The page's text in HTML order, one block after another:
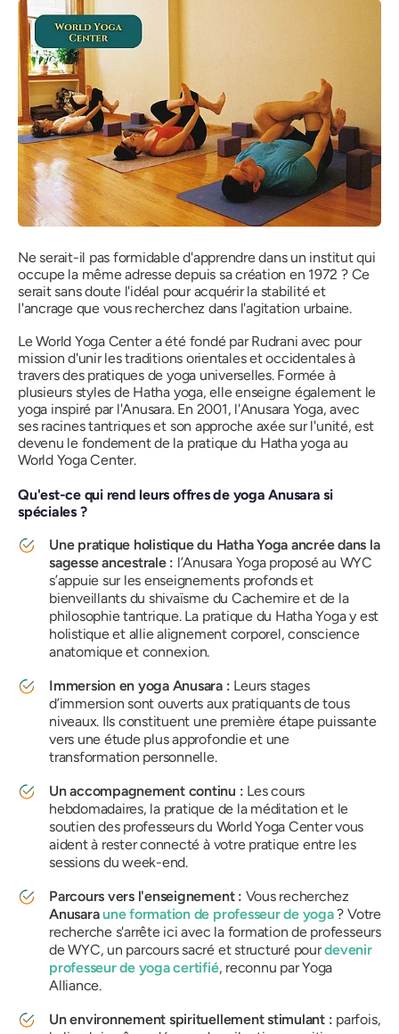
Ne serait-il pas formidable d'apprendre dans un institut qui
occupe la même adresse depuis sa création en 1972 ? Ce
serait sans doute l'idéal pour acquérir la stabilité et
l'ancrage que vous recherchez dans l'agitation urbaine.
Le World Yoga Center a été fondé par Rudrani avec pour
mission d'unir les traditions orientales et occidentales à
travers des pratiques de yoga universelles. Formée à
plusieurs styles de Hatha yoga, elle enseigne également le
yoga inspiré par l'Anusara. En 2001, l'Anusara Yoga, avec
ses racines tantriques et son approche axée sur l'unité, est
devenu le fondement de la pratique du Hatha yoga au
World Yoga Center.
Qu'est-ce qui rend leurs offres de yoga Anusara si
spéciales ?
Une pratique holistique du Hatha Yoga ancrée dans la
sagesse ancestrale : l’Anusara Yoga proposé au WYC
s’appuie sur les enseignements profonds et
bienveillants du shivaïsme du Cachemire et de la
philosophie tantrique. La pratique du Hatha Yoga y est
holistique et allie alignement corporel, conscience
anatomique et connexion.
Immersion en yoga Anusara : Leurs stages
d’immersion sont ouverts aux pratiquants de tous
niveaux. Ils constituent une première étape puissante
vers une étude plus approfondie et une
transformation personnelle.
Un accompagnement continu : Les cours
hebdomadaires, la pratique de la méditation et le
soutien des professeurs du World Yoga Center vous
aident à rester connecté à votre pratique entre les
sessions du week-end.
Parcours vers l'enseignement : Vous recherchez
Anusaraune formation de professeur de yoga? Votre
recherche s'arrête ici avec la formation de professeurs
de WYC, un parcours sacré et structuré pourdevenir
professeur de yoga certifié, reconnu par Yoga
Alliance.
Un environnement spirituellement stimulant : parfois,